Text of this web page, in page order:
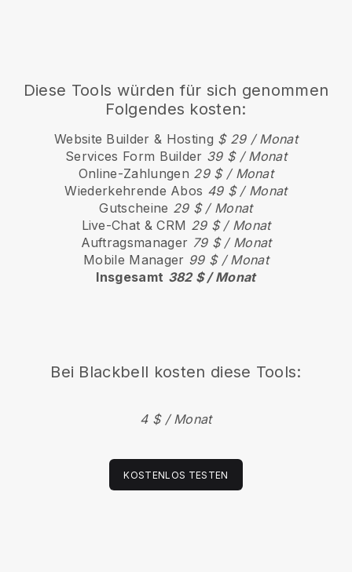
Diese Tools würden für sich genommen
Folgendes kosten:
Website Builder & Hosting $ 29 / Monat
Services Form Builder 39 $ / Monat
Online-Zahlungen 29 $ / Monat
Wiederkehrende Abos 49 $ / Monat
Gutscheine 29 $ / Monat
Live-Chat & CRM 29 $ / Monat
Auftragsmanager 79 $ / Monat
Mobile Manager 99 $ / Monat
Insgesamt 382 $ / Monat
Bei Blackbell kosten diese Tools:
4 $ / Monat
KOSTENLOS TESTEN